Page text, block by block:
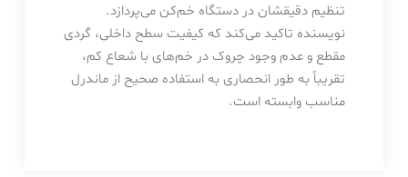
تنظیم دقیقشان در دستگاه خم‌کن می‌پردازد.
نویسنده تاکید می‌کند که کیفیت سطح داخلی، گردی
مقطع و عدم وجود چروک در خم‌های با شعاع کم،
تقریباً به طور انحصاری به استفاده صحیح از ماندرل
مناسب وابسته است.